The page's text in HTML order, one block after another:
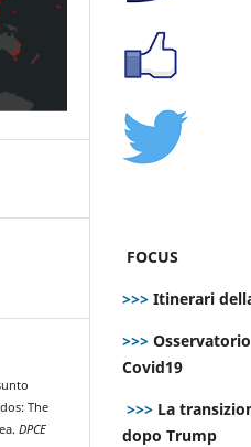
The
DPCE
FOCUS
>>> Itinerari
>>>
Covid19
>>> La
dopo Trump